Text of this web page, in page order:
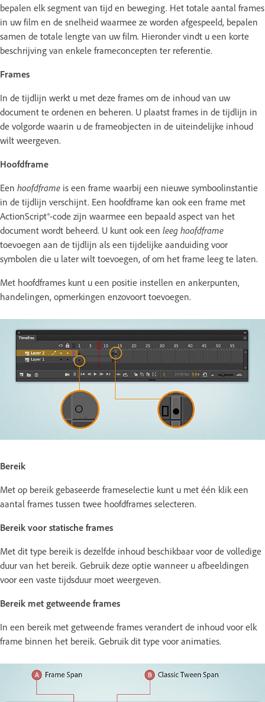
bepalen elk segment van tijd en beweging. Het totale aantal frames
in uw film en de snelheid waarmee ze worden afgespeeld, bepalen
samen de totale lengte van uw film. Hieronder vindt u een korte
beschrijving van enkele frameconcepten ter referentie.
Frames
In de tijdlijn werkt u met deze frames om de inhoud van uw
document te ordenen en beheren. U plaatst frames in de tijdlijn in
de volgorde waarin u de frameobjecten in de uiteindelijke inhoud
wilt weergeven.
Hoofdframe
Een hoofdframe is een frame waarbij een nieuwe symboolinstantie
in de tijdlijn verschijnt. Een hoofdframe kan ook een frame met
ActionScript®-code zijn waarmee een bepaald aspect van het
document wordt beheerd. U kunt ook een leeg hoofdframe
toevoegen aan de tijdlijn als een tijdelijke aanduiding voor
symbolen die u later wilt toevoegen, of om het frame leeg te laten.
Met hoofdframes kunt u een positie instellen en ankerpunten,
handelingen, opmerkingen enzovoort toevoegen.
Bereik
Met op bereik gebaseerde frameselectie kunt u met één klik een
aantal frames tussen twee hoofdframes selecteren.
Bereik voor statische frames
Met dit type bereik is dezelfde inhoud beschikbaar voor de volledige
duur van het bereik. Gebruik deze optie wanneer u afbeeldingen
voor een vaste tijdsduur moet weergeven.
Bereik met getweende frames
In een bereik met getweende frames verandert de inhoud voor elk
frame binnen het bereik. Gebruik dit type voor animaties.